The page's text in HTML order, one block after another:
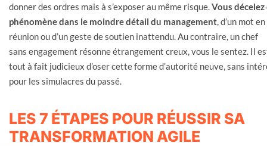
donner des ordres mais à s’exposer au même risque.Vous décelez
phénomène dans le moindre détail du management, d’un mot en
réunion ou d’un geste de soutien inattendu. Au contraire, un chef
sans engagement résonne étrangement creux, vous le sentez. Il
tout à fait judicieux d’oser cette forme d’autorité neuve, sans
pour les simulacres du passé.
LES 7 ÉTAPES POUR RÉUSSIR SA
TRANSFORMATION AGILE